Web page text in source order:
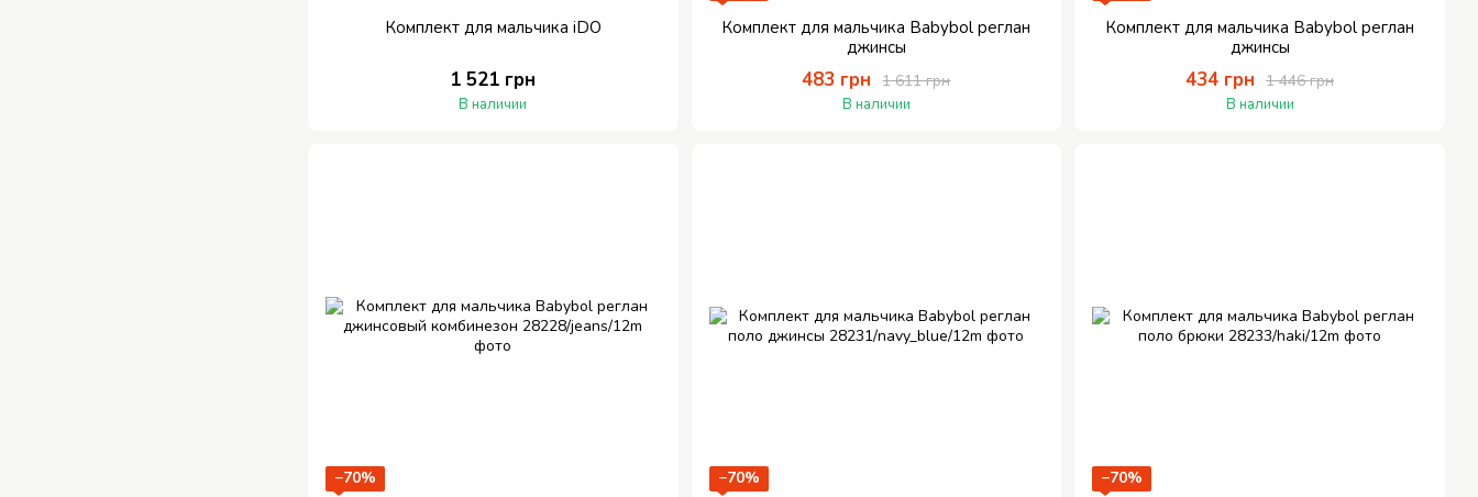
Комплект для мальчика iDO
1 521 грн
В наличии
Комплект для мальчика Babybol реглан
джинсы
1 611 грн
483 грн
В наличии
Комплект для мальчика Babybol реглан
джинсы
1 446 грн
434 грн
В наличии
−70% −70% −70%